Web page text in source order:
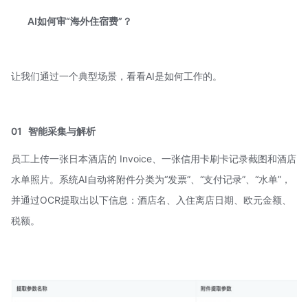
AI如何审“海外住宿费”？
让我们通过一个典型场景，看看AI是如何工作的。
01 智能采集与解析
员工上传一张日本酒店的 Invoice、一张信用卡刷卡记录截图和酒店
水单照片。系统AI自动将附件分类为“发票”、“支付记录”、“水单”，
并通过OCR提取出以下信息：酒店名、入住离店日期、欧元金额、
税额。